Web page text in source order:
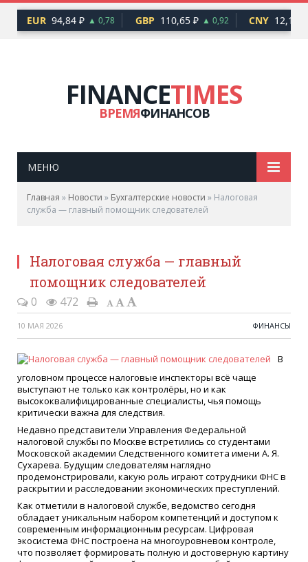
EUR 94,84 ₽ ▲ 0,78 GBP 110,65 ₽ ▲ 0,92 CNY 12,17 ₽
FINANCETIMES
ВРЕМЯФИНАНСОВ
МЕНЮ
Главная » Новости » Бухгалтерские новости » Налоговая
служба — главный помощник следователей
Налоговая служба — главный
помощник следователей
0 472
10 МАЯ 2026 ФИНАНСЫ
В
уголовном процессе налоговые инспекторы всё чаще
выступают не только как контролёры, но и как
высококвалифицированные специалисты, чья помощь
критически важна для следствия.
Недавно представители Управления Федеральной
налоговой службы по Москве встретились со студентами
Московской академии Следственного комитета имени А. Я.
Сухарева. Будущим следователям наглядно
продемонстрировали, какую роль играют сотрудники ФНС в
раскрытии и расследовании экономических преступлений.
Как отметили в налоговой службе, ведомство сегодня
обладает уникальным набором компетенций и доступом к
современным информационным ресурсам. Цифровая
экосистема ФНС построена на многоуровневом контроле,
что позволяет формировать полную и достоверную картину